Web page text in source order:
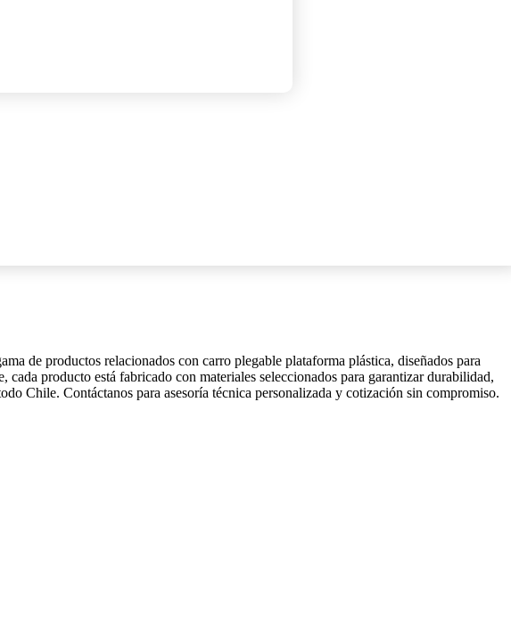
de productos relacionados con carro plegable plataforma plástica, diseñados para
producto está fabricado con materiales seleccionados para garantizar durabilidad,
Chile. Contáctanos para asesoría técnica personalizada y cotización sin compromiso.